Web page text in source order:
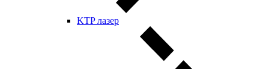
KTP лазер